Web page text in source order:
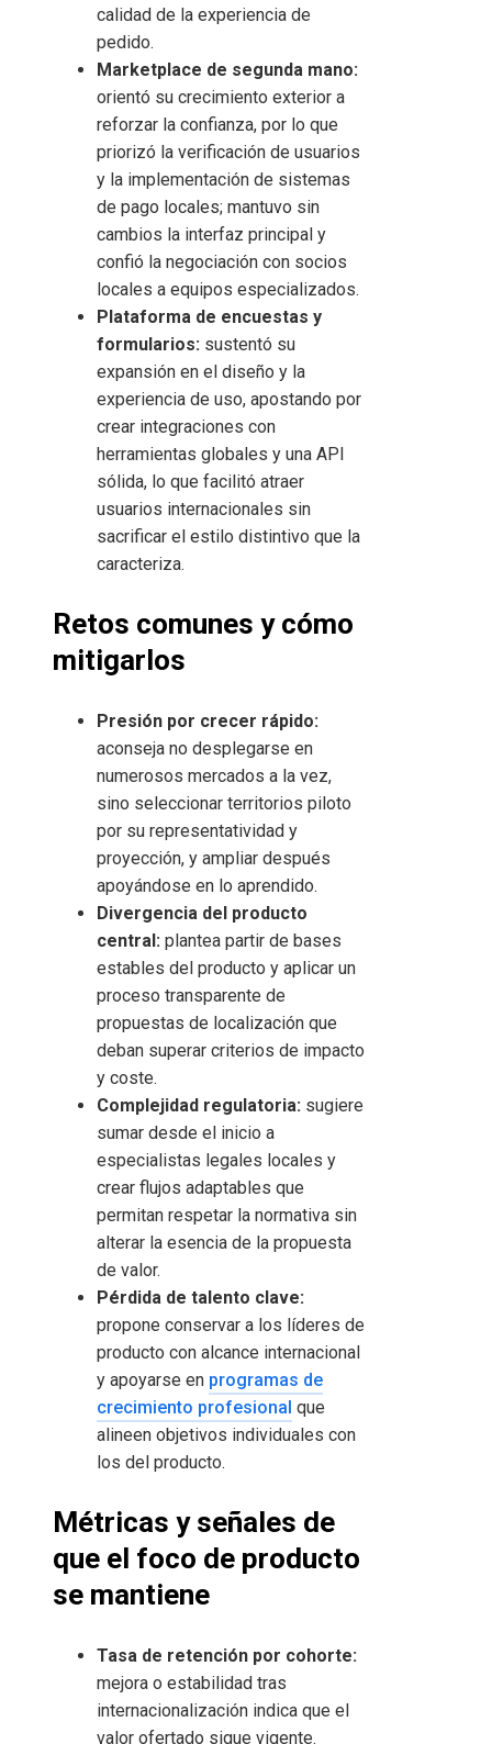
calidad de la experiencia de
pedido.
Marketplace de segunda mano:
orientó su crecimiento exterior a
reforzar la confianza, por lo que
priorizó la verificación de usuarios
y la implementación de sistemas
de pago locales; mantuvo sin
cambios la interfaz principal y
confió la negociación con socios
locales a equipos especializados.
Plataforma de encuestas y
formularios: sustentó su
expansión en el diseño y la
experiencia de uso, apostando por
crear integraciones con
herramientas globales y una API
sólida, lo que facilitó atraer
usuarios internacionales sin
sacrificar el estilo distintivo que la
caracteriza.
Retos comunes y cómo
mitigarlos
Presión por crecer rápido:
aconseja no desplegarse en
numerosos mercados a la vez,
sino seleccionar territorios piloto
por su representatividad y
proyección, y ampliar después
apoyándose en lo aprendido.
Divergencia del producto
central: plantea partir de bases
estables del producto y aplicar un
proceso transparente de
propuestas de localización que
deban superar criterios de impacto
y coste.
Complejidad regulatoria: sugiere
sumar desde el inicio a
especialistas legales locales y
crear flujos adaptables que
permitan respetar la normativa sin
alterar la esencia de la propuesta
de valor.
Pérdida de talento clave:
propone conservar a los líderes de
producto con alcance internacional
y apoyarse en programas de
crecimiento profesional que
alineen objetivos individuales con
los del producto.
Métricas y señales de
que el foco de producto
se mantiene
Tasa de retención por cohorte:
mejora o estabilidad tras
internacionalización indica que el
valor ofertado sigue vigente.